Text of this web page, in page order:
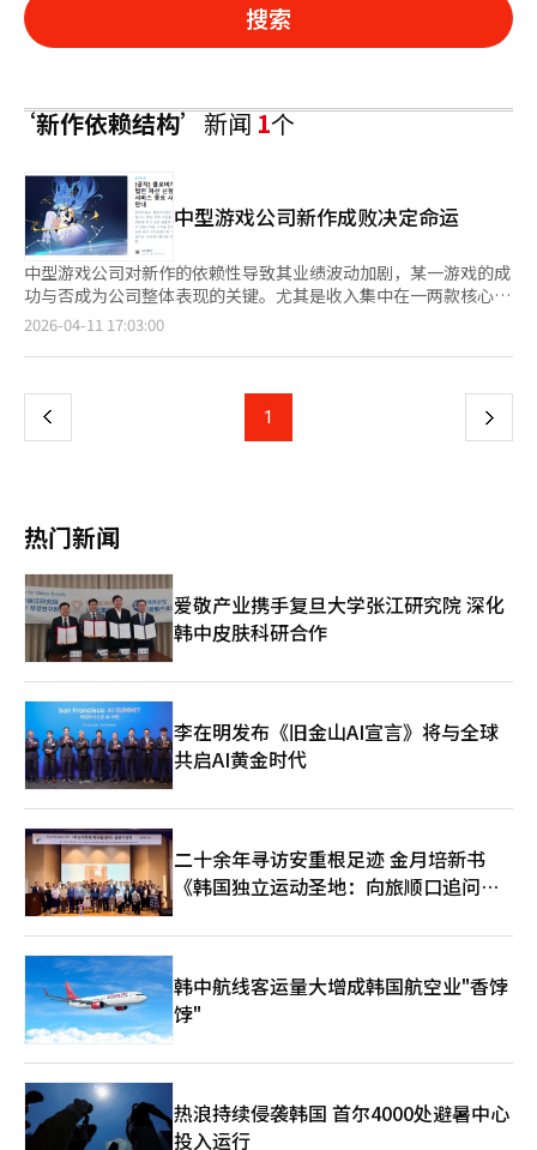
搜索
‘新作依赖结构’新闻1个
中型游戏公司新作成败决定命运
中型游戏公司对新作的依赖性导致其业绩波动加剧，某一游戏的成
功与否成为公司整体表现的关键。尤其是收入集中在一两款核心游
戏的公司，新作失败可能引发经营危机。据业内消息，克洛弗游戏
和运营成本急剧增加。克洛弗游戏CEO尹成国在公告中表示：“公
入所有个人资产，但资金枯竭已达到无法承受的极限。”公司规模
越小，对新作依赖的风险越大。在缺乏长期服务游戏或稳定收入基
型游戏公司往往缺乏多款长期畅销作品，因此新作的表现直接影响
收入、业绩和投资计划。主要游戏公司也在通过开发大型新作来扩
展产品组合。Pearl Abyss正在大规模投资新作《红色沙漠》，以
摆脱对《黑色沙漠》的依赖。Krafton也在推进多项新作项目，以
多元化其以《绝地求生》为中心的收入结构。对特定IP或单一游戏
的依赖，加上开发成本的增加，进一步加大了风险。随着全球市场
的扩张，营销和服务器运营成本增加，若新作初期表现不佳，损失
将更大。确保稳定的在线服务游戏和IP多元化已成为中型游戏公司
的关键任务。在缺乏长期收入基础的情况下，持续依赖新作将扩大
企业风险，并可能抑制行业整体的新作开发。如果无法摆脱对新作
的依赖，公司可能因新作成败而反复动荡。稳定的收入基础和产品
组合多元化将成为未来中型游戏公司竞争力的关键因素。尹成国表
示：“未能提供完整的服务并做出如此痛苦的决定，我深感自责，
2026-04-11 17:03:00
上
页
1 下
热门新闻
爱敬产业携手复旦大学张江研究院 深化
韩中皮肤科研合作
李在明发布《旧金山AI宣言》将与全球
共启AI黄金时代
二十余年寻访安重根足迹 金月培新书
《韩国独立运动圣地：向旅顺口追问历
韩中航线客运量大增成韩国航空业"香饽
饽"
热浪持续侵袭韩国 首尔4000处避暑中心
投入运行